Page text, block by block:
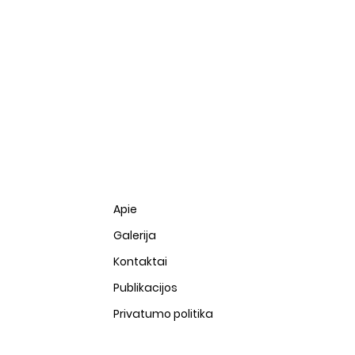
Apie
Galerija
Kontaktai
Publikacijos
Privatumo politika